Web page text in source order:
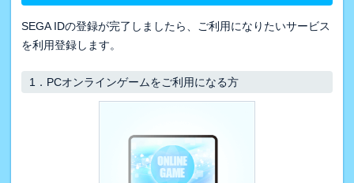
SEGA IDの登録が完了しましたら、ご利用になりたいサービス
を利用登録します。
1． PCオンラインゲームをご利用になる方